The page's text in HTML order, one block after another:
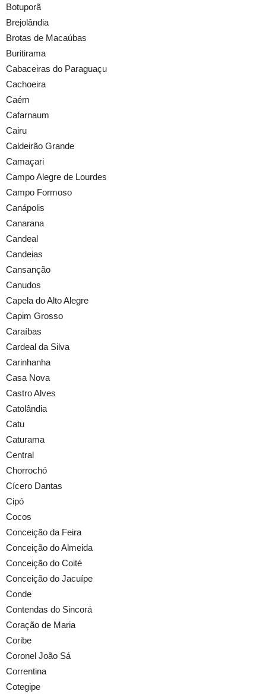
Botuporã
Brejolândia
Brotas de Macaúbas
Buritirama
Cabaceiras do Paraguaçu
Cachoeira
Caém
Cafarnaum
Cairu
Caldeirão Grande
Camaçari
Campo Alegre de Lourdes
Campo Formoso
Canápolis
Canarana
Candeal
Candeias
Cansanção
Canudos
Capela do Alto Alegre
Capim Grosso
Caraíbas
Cardeal da Silva
Carinhanha
Casa Nova
Castro Alves
Catolândia
Catu
Caturama
Central
Chorrochó
Cícero Dantas
Cipó
Cocos
Conceição da Feira
Conceição do Almeida
Conceição do Coité
Conceição do Jacuípe
Conde
Contendas do Sincorá
Coração de Maria
Coribe
Coronel João Sá
Correntina
Cotegipe